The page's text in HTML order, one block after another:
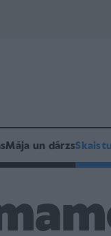
Māja un dārzs